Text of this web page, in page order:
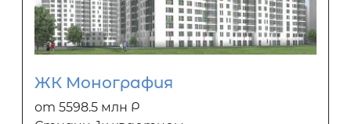
ЖК Монография
от 5598.5 млн Р